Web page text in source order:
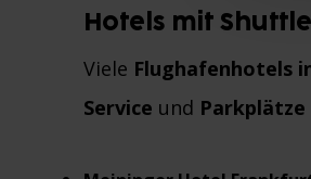
Hotels mit
Viele Flughafenhotels
Service und Parkplätze